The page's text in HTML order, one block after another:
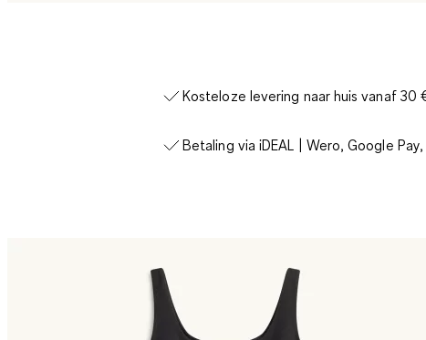
Kosteloze levering naar huis vanaf 30
Betaling via iDEAL | Wero, Google